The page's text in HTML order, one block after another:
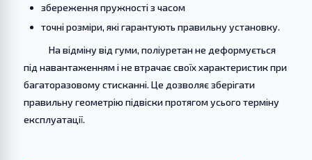
збереження пружності з часом
точні розміри, які гарантують правильну установку.
На відміну від гуми, поліуретан не деформується
під навантаженням і не втрачає своїх характеристик при
багаторазовому стисканні. Це дозволяє зберігати
правильну геометрію підвіски протягом усього терміну
експлуатації.